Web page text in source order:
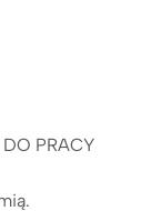
PRACY